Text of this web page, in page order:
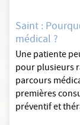
Saint :
médical ?
Une patiente
pour plusieurs
parcours
premières
préventif et